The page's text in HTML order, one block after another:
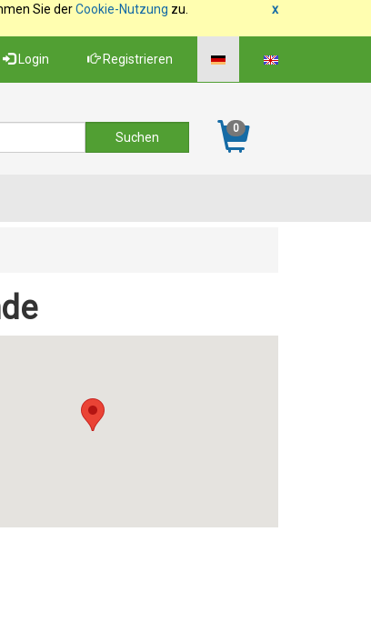
x
Sie derCookie-Nutzung zu.
Login Registrieren
0